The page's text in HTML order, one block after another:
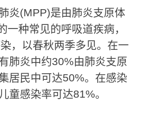
炎(MPP)是由肺炎支原体
一种常见的呼吸道疾病，
，以春秋两季多见。在一
肺炎中约30%由肺炎支原
居民中可达50%。在感染
童感染率可达81%。